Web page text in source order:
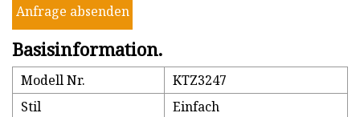
Anfrage absenden
Basisinformation.
Modell Nr.
KTZ3247
Stil
Einfach